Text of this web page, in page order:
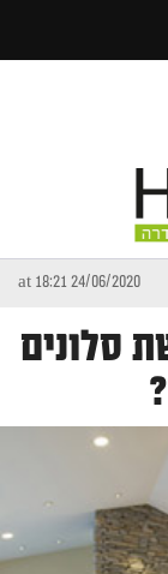
24/06/2020 at 18:21
סלונים